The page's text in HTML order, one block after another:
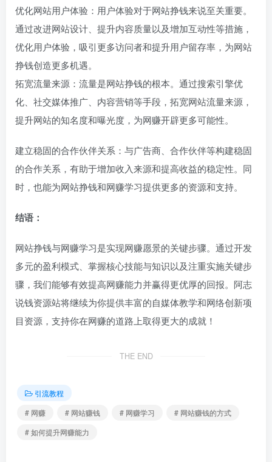
优化网站用户体验：用户体验对于网站挣钱来说至关重要。
通过改进网站设计、提升内容质量以及增加互动性等措施，
优化用户体验，吸引更多访问者和提升用户留存率，为网站
挣钱创造更多机遇。
拓宽流量来源：流量是网站挣钱的根本。通过搜索引擎优
化、社交媒体推广、内容营销等手段，拓宽网站流量来源，
提升网站的知名度和曝光度，为网赚开辟更多可能性。
建立稳固的合作伙伴关系：与广告商、合作伙伴等构建稳固
的合作关系，有助于增加收入来源和提高收益的稳定性。同
时，也能为网站挣钱和网赚学习提供更多的资源和支持。
结语：
网站挣钱与网赚学习是实现网赚愿景的关键步骤。通过开发
多元的盈利模式、掌握核心技能与知识以及注重实施关键步
骤，我们能够有效提高网赚能力并赢得更优厚的回报。阿志
说钱资源站将继续为你提供丰富的自媒体教学和网络创新项
目资源，支持你在网赚的道路上取得更大的成就！
THE END
引流教程
# 网赚
# 网站赚钱 # 网赚学习
# 网站赚钱的方式
# 如何提升网赚能力